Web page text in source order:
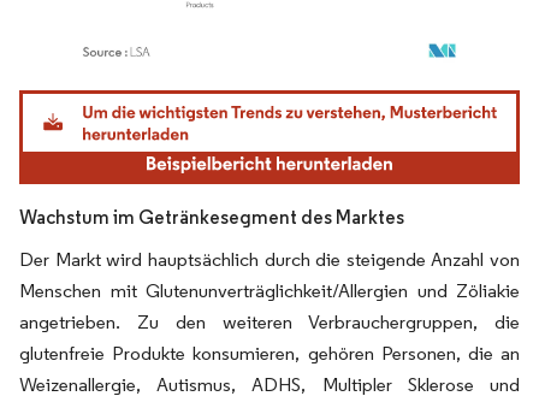
Bild © Mordor Intelligence. Wiederverwendung erfordert Namensnennung gemäß
Wachstum im Getränkesegment des Marktes
Der Markt wird hauptsächlich durch die steigende Anzahl von
Menschen mit Glutenunverträglichkeit/Allergien und Zöliakie
angetrieben. Zu den weiteren Verbrauchergruppen, die
glutenfreie Produkte konsumieren, gehören Personen, die an
Weizenallergie, Autismus, ADHS, Multipler Sklerose und